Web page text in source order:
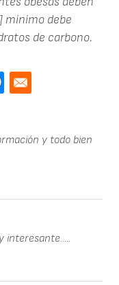
mínimo debe
de carbono.
y todo bien
interesante.....